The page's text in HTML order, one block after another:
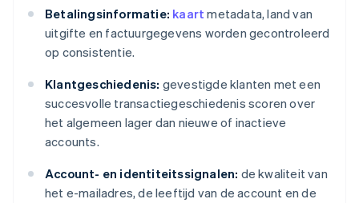
Betalingsinformatie: kaart metadata, land van
uitgifte en factuurgegevens worden gecontroleerd
op consistentie.
Klantgeschiedenis: gevestigde klanten met een
succesvolle transactiegeschiedenis scoren over
het algemeen lager dan nieuwe of inactieve
accounts.
Account- en identiteitssignalen: de kwaliteit van
het e-mailadres, de leeftijd van de account en de